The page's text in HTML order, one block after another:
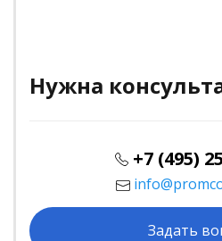
Нужна
+7 (495)
Задать